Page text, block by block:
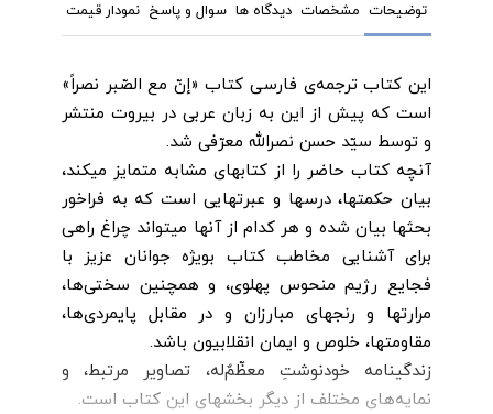
توضیحات مشخصات دیدگاه ها سوال و پاسخ نمودار قیمت
این کتاب ترجمه‌ی فارسی کتاب «إنّ مع الصّبر نصراً»
است که پیش از این به زبان عربی در بیروت منتشر
و توسط سیّد حسن نصرالله معرّفی شد.‌
آنچه کتاب حاضر را از کتابهای مشابه متمایز میکند،
بیان حکمتها، درسها و عبرتهایی است که به فراخور
بحثها بیان شده و هر کدام از آنها میتواند چراغ راهی
برای آشنایی مخاطب کتاب بویژه جوانان عزیز با
فجایع رژیم منحوس پهلوی، و همچنین سختی‌ها،
مرارتها و رنجهای مبارزان و در مقابل پایمردی‌ها،
مقاومتها، خلوص و ایمان انقلابیون باشد.
زندگینامه خودنوشتِ معظّمٌ‌له، تصاویر مرتبط، و
نمایه‌های مختلف از دیگر بخشهای این کتاب است.